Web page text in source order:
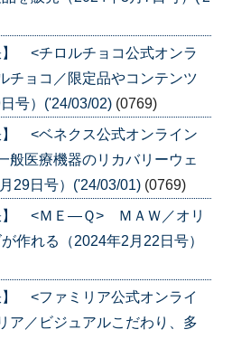
】 <チロルチョコ公式オンラ
ョコ／限定品やコンテンツ
号）('24/03/02) (0769)
】 <ベネクス公式オンライン
医療機器のリカバリーウェ
29日号）('24/03/01) (0769)
】 <ＭＥ―Ｑ> ＭＡＷ／オリ
作れる（2024年2月22日号）
】 <ファミリア公式オンライ
／ビジュアルこだわり、多